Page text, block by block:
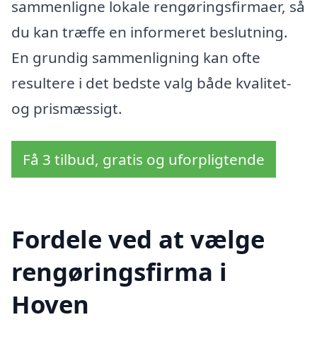
sammenligne lokale rengøringsfirmaer, så
du kan træffe en informeret beslutning.
En grundig sammenligning kan ofte
resultere i det bedste valg både kvalitet-
og prismæssigt.
Få 3 tilbud, gratis og uforpligtende
Fordele ved at vælge
rengøringsfirma i
Hoven